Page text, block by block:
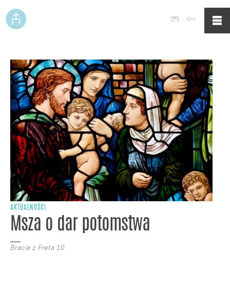
Poczta
AKTUALNOŚCI
Msza o dar potomstwa
Bracia z Freta 10